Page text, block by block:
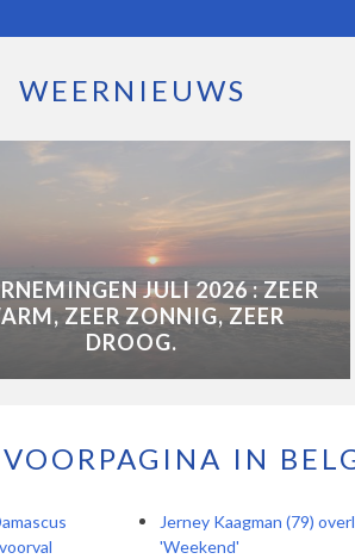
WEERNIEUWS
JULI 2026 : ZEER
ZEER ZONNIG, ZEER
DROOG.
IN
Jerney Kaagman (79)
'Weekend'